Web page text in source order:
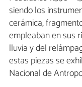
siendo los
cerámica,
empleaban en sus
lluvia y del
estas piezas se
Nacional de